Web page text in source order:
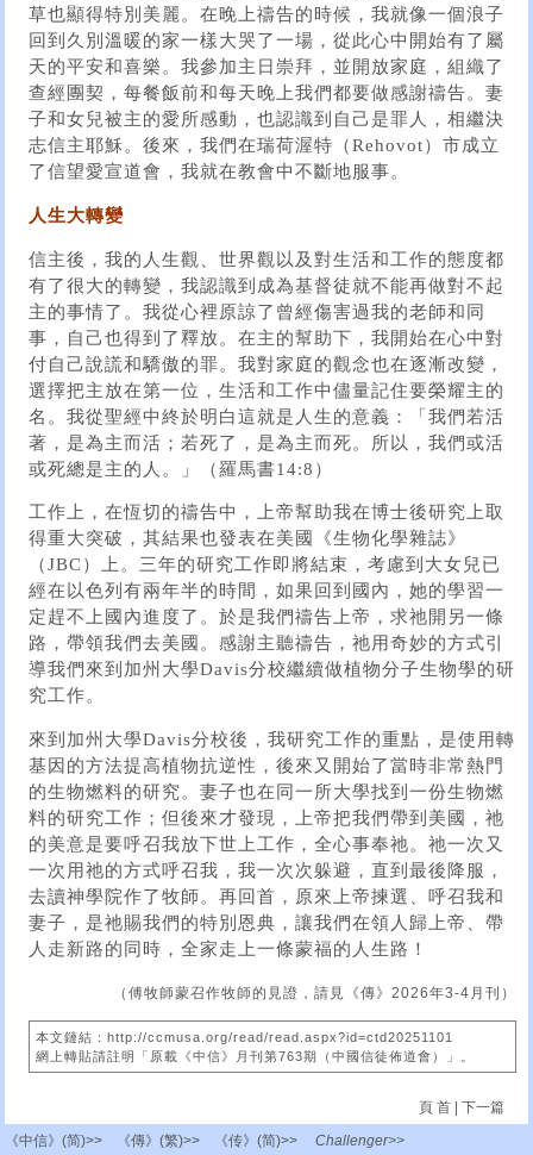
草也顯得特別美麗。在晚上禱告的時候，我就像一個浪子
回到久別溫暖的家一樣大哭了一場，從此心中開始有了屬
天的平安和喜樂。我參加主日崇拜，並開放家庭，組織了
查經團契，每餐飯前和每天晚上我們都要做感謝禱告。妻
子和女兒被主的愛所感動，也認識到自己是罪人，相繼決
志信主耶穌。後來，我們在瑞荷渥特（Rehovot）市成立
了信望愛宣道會，我就在教會中不斷地服事。
人生大轉變
信主後，我的人生觀、世界觀以及對生活和工作的態度都
有了很大的轉變，我認識到成為基督徒就不能再做對不起
主的事情了。我從心裡原諒了曾經傷害過我的老師和同
事，自己也得到了釋放。在主的幫助下，我開始在心中對
付自己說謊和驕傲的罪。我對家庭的觀念也在逐漸改變，
選擇把主放在第一位，生活和工作中儘量記住要榮耀主的
名。我從聖經中終於明白這就是人生的意義：「我們若活
著，是為主而活；若死了，是為主而死。所以，我們或活
或死總是主的人。」（羅馬書14:8）
工作上，在恆切的禱告中，上帝幫助我在博士後研究上取
得重大突破，其結果也發表在美國《生物化學雜誌》
（JBC）上。三年的研究工作即將結束，考慮到大女兒已
經在以色列有兩年半的時間，如果回到國內，她的學習一
定趕不上國內進度了。於是我們禱告上帝，求祂開另一條
路，帶領我們去美國。感謝主聽禱告，祂用奇妙的方式引
導我們來到加州大學Davis分校繼續做植物分子生物學的研
究工作。
來到加州大學Davis分校後，我研究工作的重點，是使用轉
基因的方法提高植物抗逆性，後來又開始了當時非常熱門
的生物燃料的研究。妻子也在同一所大學找到一份生物燃
料的研究工作；但後來才發現，上帝把我們帶到美國，祂
的美意是要呼召我放下世上工作，全心事奉祂。祂一次又
一次用祂的方式呼召我，我一次次躲避，直到最後降服，
去讀神學院作了牧師。再回首，原來上帝揀選、呼召我和
妻子，是祂賜我們的特別恩典，讓我們在領人歸上帝、帶
人走新路的同時，全家走上一條蒙福的人生路！
（傅牧師蒙召作牧師的見證，請見《傳》2026年3-4月刊）
本文鏈結：http://ccmusa.org/read/read.aspx?id=ctd20251101
網上轉貼請註明「原載《中信》月刊第763期（中國信徒佈道會）」。
頁 首 | 下一篇
《中信》(简)>>
《傳》(繁)>> 《传》(简)>> Challenger>>